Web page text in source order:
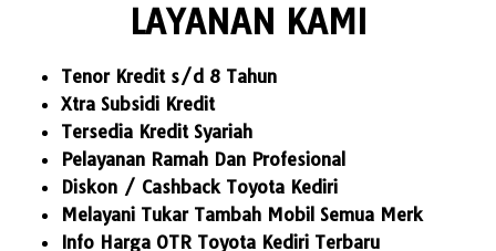
LAYANAN KAMI
Tenor Kredit s/d 8 Tahun
Xtra Subsidi Kredit
Tersedia Kredit Syariah
Pelayanan Ramah Dan Profesional
Diskon / Cashback Toyota Kediri
Melayani Tukar Tambah Mobil Semua Merk
Info Harga OTR Toyota Kediri Terbaru